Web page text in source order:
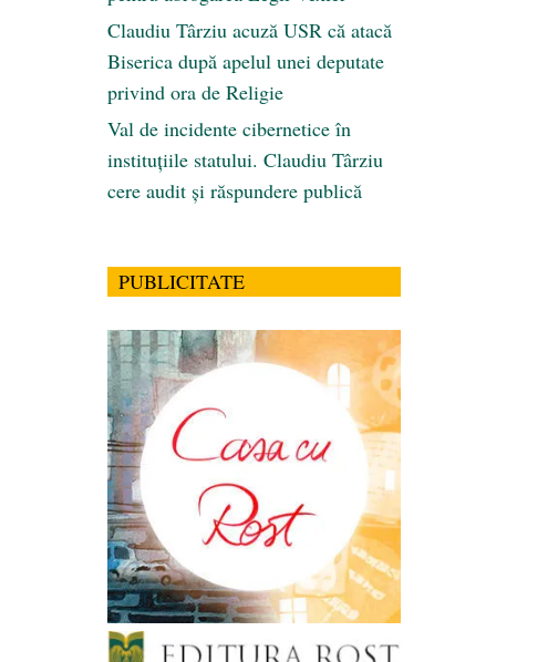
Claudiu Târziu acuză USR că atacă
Biserica după apelul unei deputate
privind ora de Religie
Val de incidente cibernetice în
instituțiile statului. Claudiu Târziu
cere audit și răspundere publică
PUBLICITATE